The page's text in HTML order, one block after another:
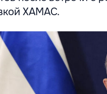
ХАМАС.